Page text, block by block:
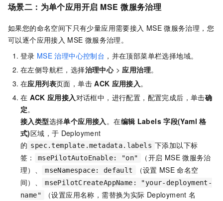
场景二：为单个应用开启 MSE 微服务治理
如果您的命名空间下只有少量应用需要接入 MSE 微服务治理，您
可以逐个应用接入 MSE 微服务治理。
登录 MSE 治理中心控制台 ，并在顶部菜单栏选择地域。
在左侧导航栏，选择治理中心> 应用治理。
在应用列表页面，单击 ACK 应用接入 。
在 ACK 应用接入 对话框中，进行配置，配置完成后，单击确
定。
接入类型选择单个应用接入 。在编辑 Labels 字段(Yaml 格
式)区域，于 Deployment
的 spec.template.metadata.labels 下添加以下标
签：
msePilotAutoEnable: "on" （开启 MSE 微服务治
理）、
mseNamespace: default （设置 MSE 命名空
间）、
msePilotCreateAppName: "your-deployment-
name"
（设置应用名称，需替换为实际 Deployment 名